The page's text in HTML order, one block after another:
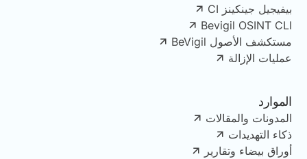
بيفيجيل جينكينز CI
Bevigil OSINT CLI
مستكشف الأصول BeVigil
عمليات الإزالة
الموارد
المدونات والمقالات
ذكاء التهديدات
أوراق بيضاء وتقارير